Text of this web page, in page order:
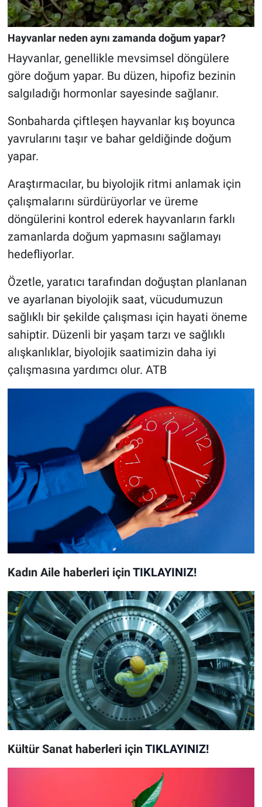
Hayvanlar neden aynı zamanda doğum yapar?
Hayvanlar, genellikle mevsimsel döngülere
göre doğum yapar. Bu düzen, hipofiz bezinin
salgıladığı hormonlar sayesinde sağlanır.
Sonbaharda çiftleşen hayvanlar kış boyunca
yavrularını taşır ve bahar geldiğinde doğum
yapar.
Araştırmacılar, bu biyolojik ritmi anlamak için
çalışmalarını sürdürüyorlar ve üreme
döngülerini kontrol ederek hayvanların farklı
zamanlarda doğum yapmasını sağlamayı
hedefliyorlar.
Özetle, yaratıcı tarafından doğuştan planlanan
ve ayarlanan biyolojik saat, vücudumuzun
sağlıklı bir şekilde çalışması için hayati öneme
sahiptir. Düzenli bir yaşam tarzı ve sağlıklı
alışkanlıklar, biyolojik saatimizin daha iyi
çalışmasına yardımcı olur. ATB
Kadın Aile haberleri içinTIKLAYINIZ!
Kültür Sanat haberleri içinTIKLAYINIZ!